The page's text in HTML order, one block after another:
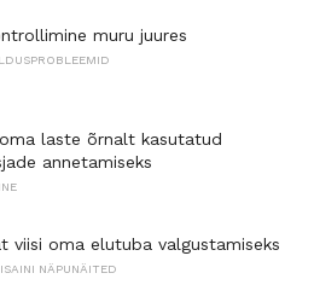
muru juures
laste õrnalt kasutatud
annetamiseks
viisi oma elutuba valgustamiseks
NÄPUNÄITED